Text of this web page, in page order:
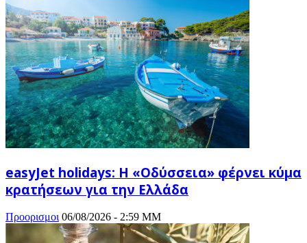
easyJet holidays: Η «Οδύσσεια» φέρνει κύμα
κρατήσεων για την Ελλάδα
Προορισμοι 06/08/2026 - 2:59 ΜΜ